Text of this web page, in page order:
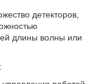
детекторов,
длины волны или